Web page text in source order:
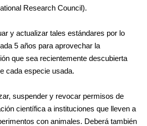
Research Council).
y actualizar tales estándares por lo
5 años para aprovechar la
que sea recientemente descubierta
cada especie usada.
suspender y revocar permisos de
científica a instituciones que lleven a
con animales. Deberá también